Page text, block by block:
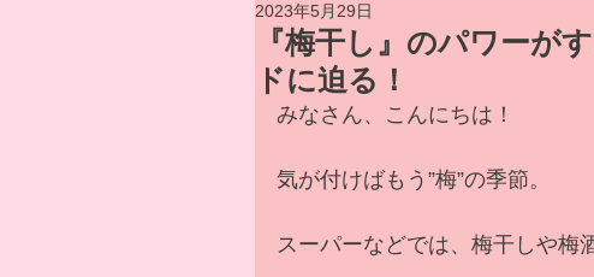
『梅干し』のパワーが
ドに迫る！
2023年5月29日
みなさん、こんにちは！
気が付けばもう”梅”の季節。
スーパーなどでは、梅干しや梅